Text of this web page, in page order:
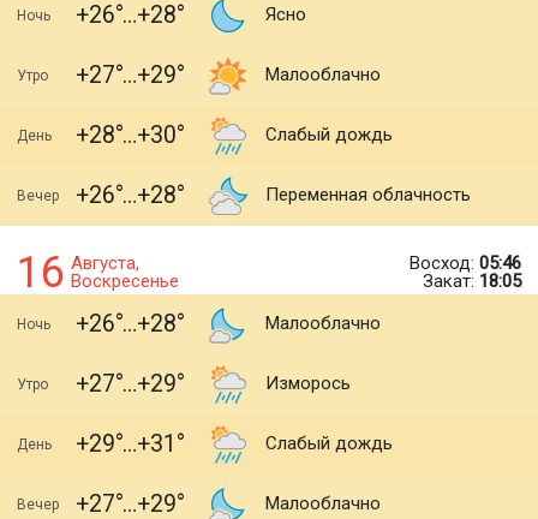
Ночь +26 +28 Ясно
Утро +27 +29 Малооблачно
День +28 +30 Слабый дождь
Вечер +26 +28 Переменная облачность
16 Августа,
Воскресенье
Восход: 05:46
Закат: 18:05
Ночь +26 +28 Малооблачно
Утро +27 +29 Изморось
День +29 +31 Слабый дождь
Вечер +27 +29 Малооблачно